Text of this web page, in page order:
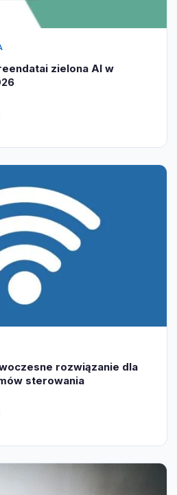
zielona AI w
rozwiązanie dla
sterowania